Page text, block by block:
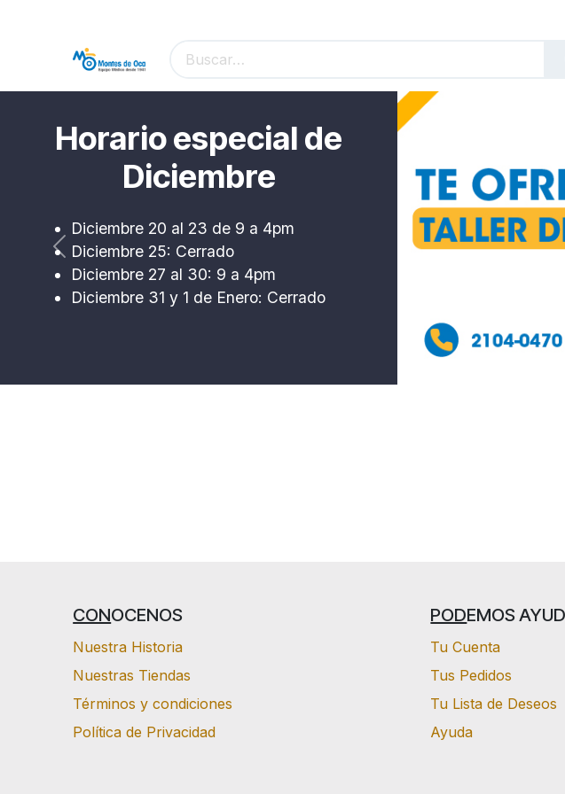
Horario especial de
Diciembre
Diciembre 20 al 23 de 9 a 4pm
Diciembre 25: Cerrado
Diciembre 27 al 30: 9 a 4pm
Diciembre 31 y 1 de Enero: Cerrado
Previous
CONOCENOS
Nuestra Historia
Nuestras Tiendas
Términos y condiciones
Política de Privacidad
PODEMOS
Tu Cuenta
Tus Pedidos
Tu Lista de Deseos
Ayuda